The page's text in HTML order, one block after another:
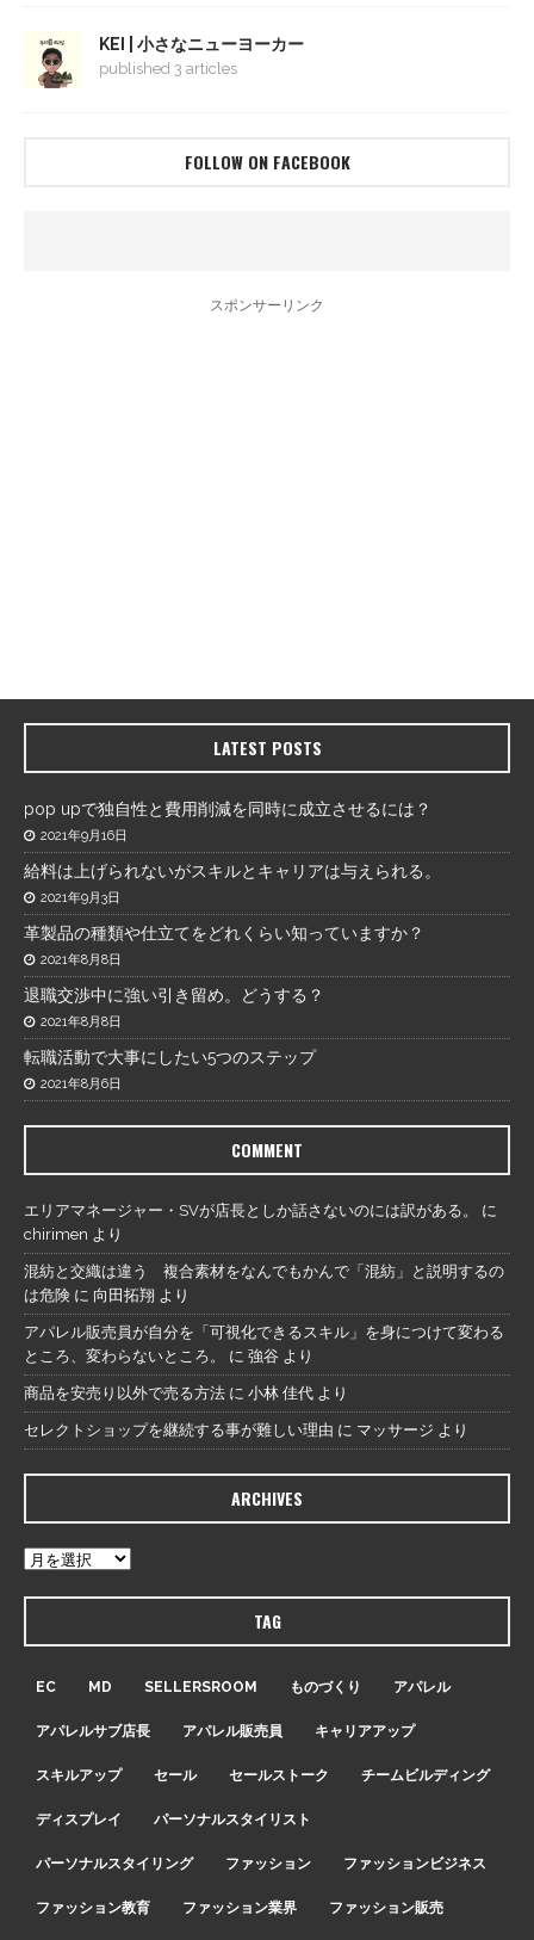
KEI | 小さなニューヨーカー
published 3 articles
FOLLOW ON FACEBOOK
スポンサーリンク
LATEST POSTS
pop upで独自性と費用削減を同時に成立させるには？
2021年9月16日
給料は上げられないがスキルとキャリアは与えられる。
2021年9月3日
革製品の種類や仕立てをどれくらい知っていますか？
2021年8月8日
退職交渉中に強い引き留め。どうする？
2021年8月8日
転職活動で大事にしたい5つのステップ
2021年8月6日
COMMENT
エリアマネージャー・SVが店長としか話さないのには訳がある。
に
chirimen より
混紡と交織は違う 複合素材をなんでもかんで「混紡」と説明するの
は危険 に 向田拓翔 より
アパレル販売員が自分を「可視化できるスキル」を身につけて変わる
ところ、変わらないところ。
に 強谷 より
商品を安売り以外で売る方法 に 小林 佳代 より
セレクトショップを継続する事が難しい理由 に マッサージ より
ARCHIVES
TAG
EC MD SELLERSROOM ものづくり アパレル
アパレルサブ店長 アパレル販売員 キャリアアップ
スキルアップ セール セールストーク チームビルディング
ディスプレイ パーソナルスタイリスト
パーソナルスタイリング ファッション ファッションビジネス
ファッション教育 ファッション業界 ファッション販売